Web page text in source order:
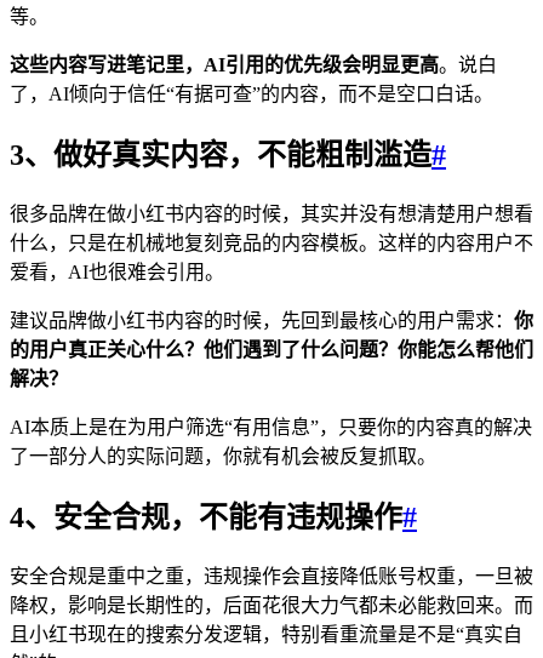
等。
这些内容写进笔记里，AI引用的优先级会明显更高。说白
了，AI倾向于信任“有据可查”的内容，而不是空口白话。
3、做好真实内容，不能粗制滥造#
很多品牌在做小红书内容的时候，其实并没有想清楚用户想看
什么，只是在机械地复刻竞品的内容模板。这样的内容用户不
爱看，AI也很难会引用。
建议品牌做小红书内容的时候，先回到最核心的用户需求： 你
的用户真正关心什么？他们遇到了什么问题？你能怎么帮他们
解决？
AI本质上是在为用户筛选“有用信息”，只要你的内容真的解决
了一部分人的实际问题，你就有机会被反复抓取。
4、安全合规，不能有违规操作#
安全合规是重中之重，违规操作会直接降低账号权重，一旦被
降权，影响是长期性的，后面花很大力气都未必能救回来。而
且小红书现在的搜索分发逻辑，特别看重流量是不是“真实自